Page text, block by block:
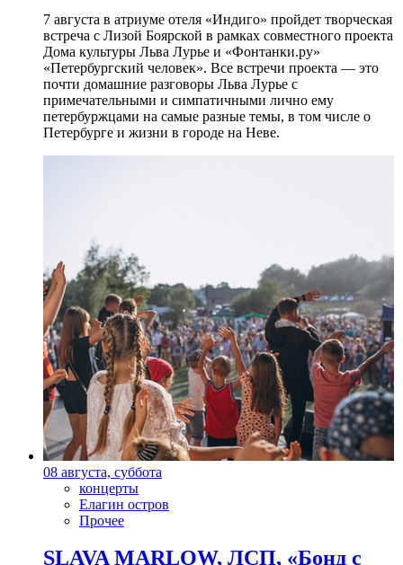
7 августа в атриуме отеля «Индиго» пройдет творческая
встреча с Лизой Боярской в рамках совместного проекта
Дома культуры Льва Лурье и «Фонтанки.ру»
«Петербургский человек». Все встречи проекта — это
почти домашние разговоры Льва Лурье с
примечательными и симпатичными лично ему
петербуржцами на самые разные темы, в том числе о
Петербурге и жизни в городе на Неве.
08 августа, суббота
концерты
Елагин остров
Прочее
SLAVA MARLOW, ЛСП, «Бонд с